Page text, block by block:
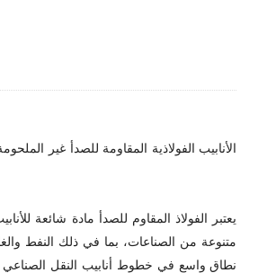
الأنابيب الفولاذية المقاومة للصدأ غير
يعتبر الفولاذ المقاوم للصدأ مادة شائعة
متنوعة من الصناعات، بما في ذلك النفط
نطاق واسع في خطوط أنابيب النقل الصناعي